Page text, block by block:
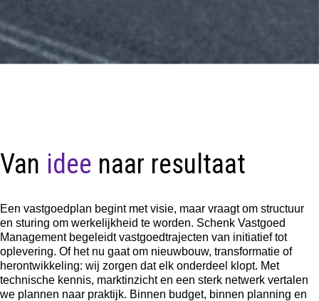
Van idee naar resultaat
Een vastgoedplan begint met visie, maar vraagt om structuur
en sturing om werkelijkheid te worden. Schenk Vastgoed
Management begeleidt vastgoedtrajecten van initiatief tot
oplevering. Of het nu gaat om nieuwbouw, transformatie of
herontwikkeling: wij zorgen dat elk onderdeel klopt. Met
technische kennis, marktinzicht en een sterk netwerk vertalen
we plannen naar praktijk. Binnen budget, binnen planning en